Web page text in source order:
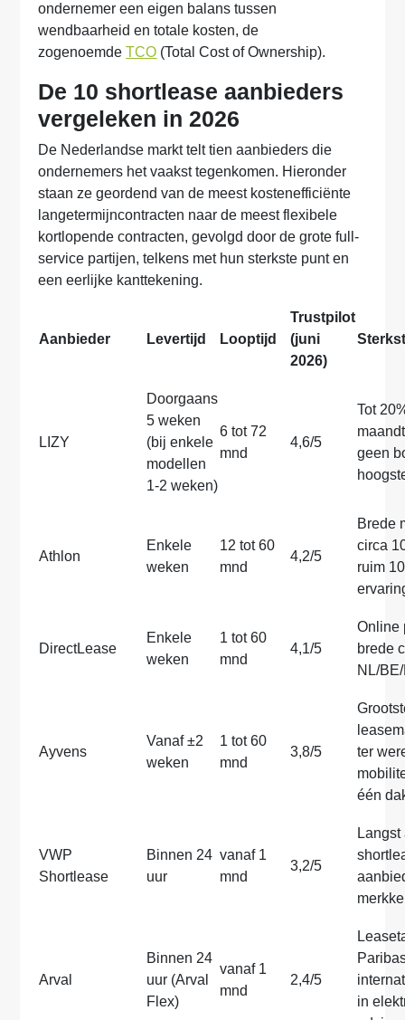
ondernemer een eigen balans tussen
wendbaarheid en totale kosten, de
zogenoemdeTCO (Total Cost of Ownership).
De 10 shortlease aanbieders
vergeleken in 2026
De Nederlandse markt telt tien aanbieders die
ondernemers het vaakst tegenkomen. Hieronder
staan ze geordend van de meest kostenefficiënte
langetermijncontracten naar de meest flexibele
kortlopende contracten, gevolgd door de grote full-
service partijen, telkens met hun sterkste punt en
een eerlijke kanttekening.
Aanbieder Levertijd Looptijd
Trustpilot
(juni
2026)
LIZY
Doorgaans
5 weken
(bij enkele
modellen
1-2 weken)
6 tot 72
mnd
4,6/5
Tot
geen
Athlon
Enkele
weken
12 tot 60
mnd
4,2/5
Brede
circa
ruim
DirectLease
Enkele
weken
1 tot 60
mnd
4,1/5
Online
brede
NL/
Ayvens
Vanaf ±2
weken
1 tot 60
mnd
3,8/5
ter
één
VWP
Shortlease
Binnen 24
uur
vanaf 1
mnd
3,2/5
Arval
Binnen 24
uur (Arval
Flex)
vanaf 1
mnd
2,4/5
in